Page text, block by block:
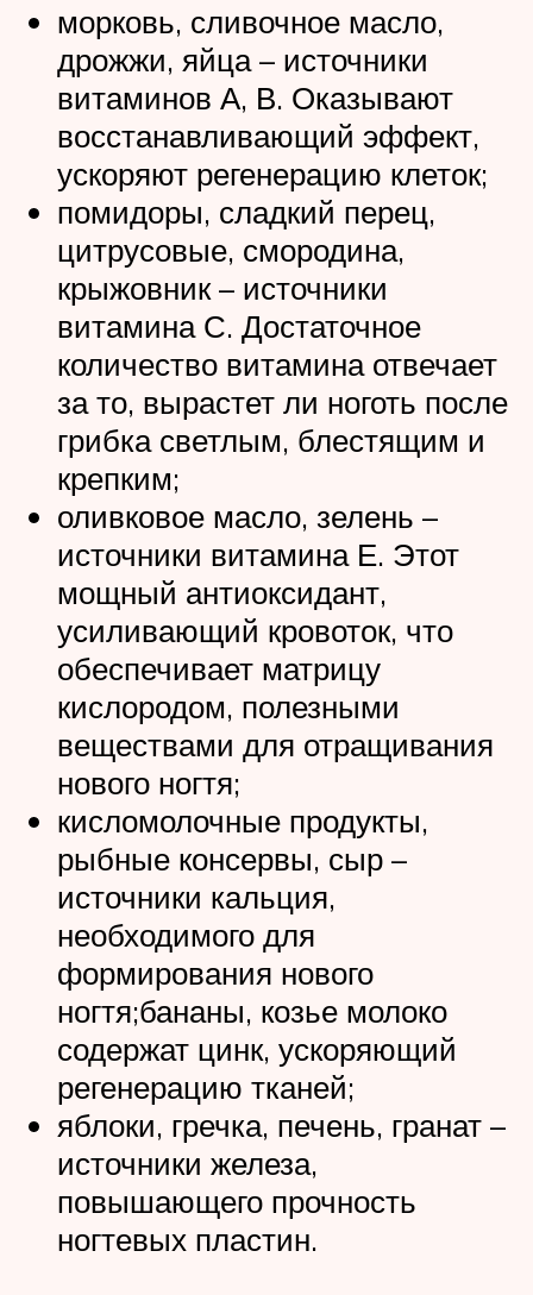
морковь, сливочное масло,
дрожжи, яйца – источники
витаминов А, В. Оказывают
восстанавливающий эффект,
ускоряют регенерацию клеток;
помидоры, сладкий перец,
цитрусовые, смородина,
крыжовник – источники
витамина С. Достаточное
количество витамина отвечает
за то, вырастет ли ноготь после
грибка светлым, блестящим и
крепким;
оливковое масло, зелень –
источники витамина Е. Этот
мощный антиоксидант,
усиливающий кровоток, что
обеспечивает матрицу
кислородом, полезными
веществами для отращивания
нового ногтя;
кисломолочные продукты,
рыбные консервы, сыр –
источники кальция,
необходимого для
формирования нового
ногтя;бананы, козье молоко
содержат цинк, ускоряющий
регенерацию тканей;
яблоки, гречка, печень, гранат –
источники железа,
повышающего прочность
ногтевых пластин.